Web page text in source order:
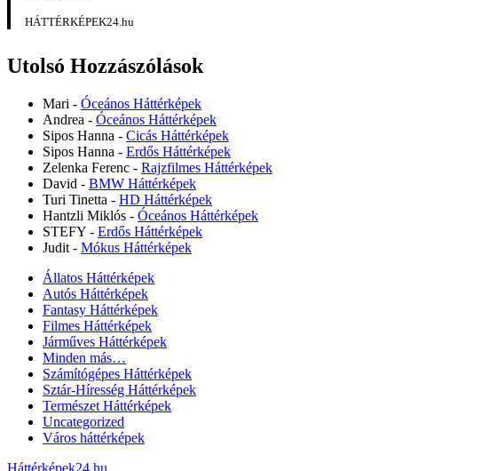
HÁTTÉRKÉPEK24.hu
Utolsó Hozzászólások
Mari - Óceános Háttérképek
Andrea - Óceános Háttérképek
Sipos Hanna - Cicás Háttérképek
Sipos Hanna - Erdős Háttérképek
Zelenka Ferenc - Rajzfilmes Háttérképek
David - BMW Háttérképek
Turi Tinetta - HD Háttérképek
Hantzli Miklós - Óceános Háttérképek
STEFY - Erdős Háttérképek
Judit - Mókus Háttérképek
Állatos Háttérképek
Autós Háttérképek
Fantasy Háttérképek
Filmes Háttérképek
Járműves Háttérképek
Minden más…
Számítógépes Háttérképek
Sztár-Híresség Háttérképek
Természet Háttérképek
Uncategorized
Város háttérképek
Háttérképek24.hu